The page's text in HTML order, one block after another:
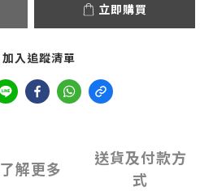
立即購買
加入追蹤清單
了解更多
送貨及付款方
式